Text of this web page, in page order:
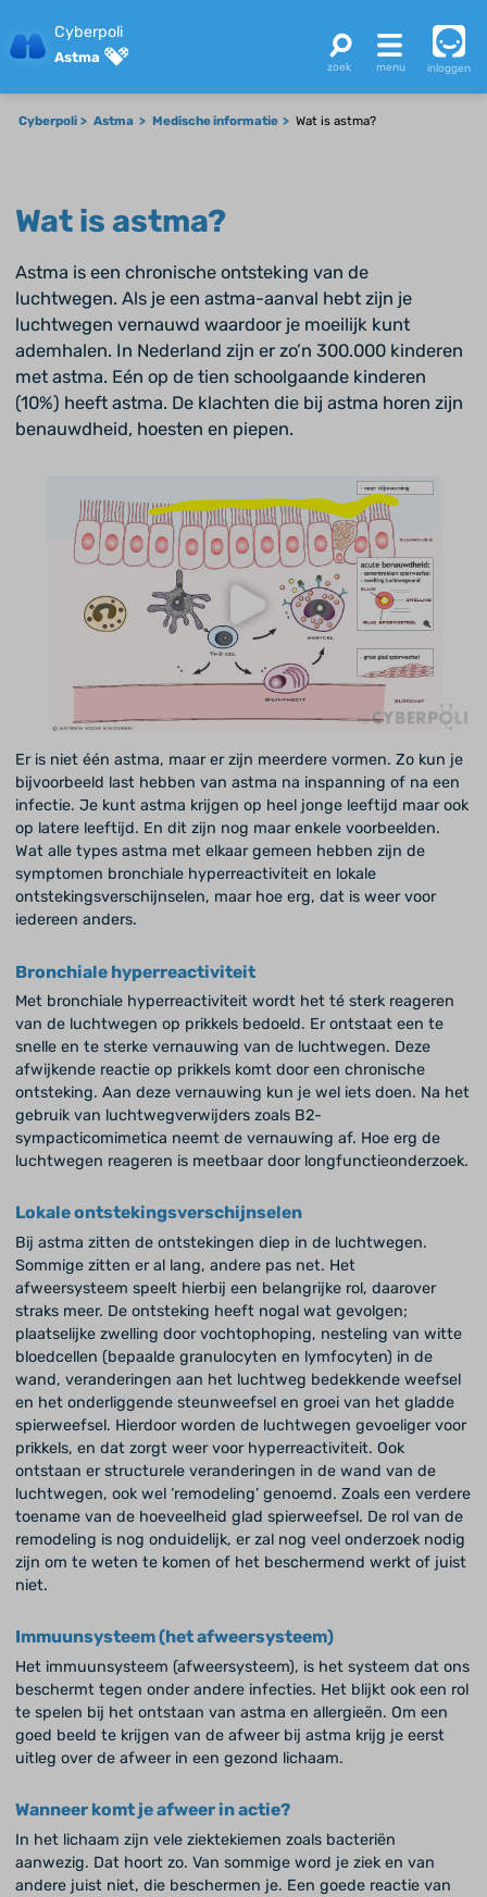
Cyberpoli
Astma
inloggen
Cyberpoli Astma Medische informatie Wat is astma?
Wat is astma?
Astma is een chronische ontsteking van de
luchtwegen. Als je een astma-aanval hebt zijn je
luchtwegen vernauwd waardoor je moeilijk kunt
ademhalen. In Nederland zijn er zo’n 300.000 kinderen
met astma. Eén op de tien schoolgaande kinderen
(10%) heeft astma. De klachten die bij astma horen zijn
benauwdheid, hoesten en piepen.
Er is niet één astma, maar er zijn meerdere vormen. Zo kun je
bijvoorbeeld last hebben van astma na inspanning of na een
infectie. Je kunt astma krijgen op heel jonge leeftijd maar ook
op latere leeftijd. En dit zijn nog maar enkele voorbeelden.
Wat alle types astma met elkaar gemeen hebben zijn de
symptomen bronchiale hyperreactiviteit en lokale
ontstekingsverschijnselen, maar hoe erg, dat is weer voor
iedereen anders.
Bronchiale hyperreactiviteit
Met bronchiale hyperreactiviteit wordt het té sterk reageren
van de luchtwegen op prikkels bedoeld. Er ontstaat een te
snelle en te sterke vernauwing van de luchtwegen. Deze
afwijkende reactie op prikkels komt door een chronische
ontsteking. Aan deze vernauwing kun je wel iets doen. Na het
gebruik van luchtwegverwijders zoals B2-
sympacticomimetica neemt de vernauwing af. Hoe erg de
luchtwegen reageren is meetbaar door longfunctieonderzoek.
Lokale ontstekingsverschijnselen
Bij astma zitten de ontstekingen diep in de luchtwegen.
Sommige zitten er al lang, andere pas net. Het
afweersysteem speelt hierbij een belangrijke rol, daarover
straks meer. De ontsteking heeft nogal wat gevolgen;
plaatselijke zwelling door vochtophoping, nesteling van witte
bloedcellen (bepaalde granulocyten en lymfocyten) in de
wand, veranderingen aan het luchtweg bedekkende weefsel
en het onderliggende steunweefsel en groei van het gladde
spierweefsel. Hierdoor worden de luchtwegen gevoeliger voor
prikkels, en dat zorgt weer voor hyperreactiviteit. Ook
ontstaan er structurele veranderingen in de wand van de
luchtwegen, ook wel ‘remodeling’ genoemd. Zoals een verdere
toename van de hoeveelheid glad spierweefsel. De rol van de
remodeling is nog onduidelijk, er zal nog veel onderzoek nodig
zijn om te weten te komen of het beschermend werkt of juist
niet.
Immuunsysteem (het afweersysteem)
Het immuunsysteem (afweersysteem), is het systeem dat ons
beschermt tegen onder andere infecties. Het blijkt ook een rol
te spelen bij het ontstaan van astma en allergieën. Om een
goed beeld te krijgen van de afweer bij astma krijg je eerst
uitleg over de afweer in een gezond lichaam.
Wanneer komt je afweer in actie?
In het lichaam zijn vele ziektekiemen zoals bacteriën
aanwezig. Dat hoort zo. Van sommige word je ziek en van
andere juist niet, die beschermen je. Een goede reactie van